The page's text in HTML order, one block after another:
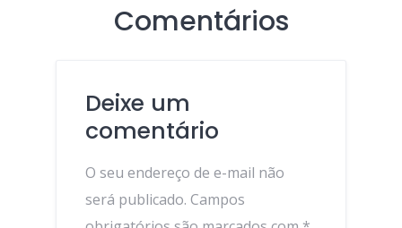
Comentários
Deixe um
comentário
O seu endereço de e-mail não
será publicado. Campos